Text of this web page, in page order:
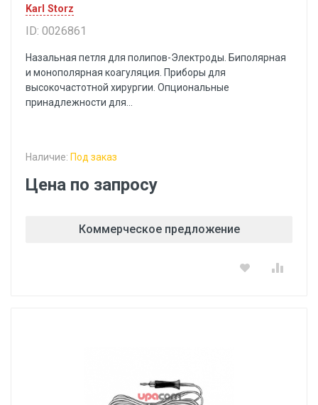
Karl Storz
ID: 0026861
Назальная петля для полипов-Электроды. Биполярная
и монополярная коагуляция. Приборы для
высокочастотной хирургии. Опциональные
принадлежности для...
Наличие: Под заказ
Цена по запросу
Коммерческое предложение